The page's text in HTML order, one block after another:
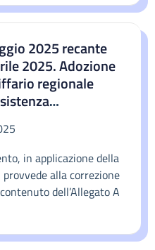
1992, n.
2025 recante
2025. Adozione
regionale
Consiglio dei
2017 "Definizione
essenziali di
1, comma 7, del
1992, n.
in applicazione della
alla correzione
dell’Allegato A